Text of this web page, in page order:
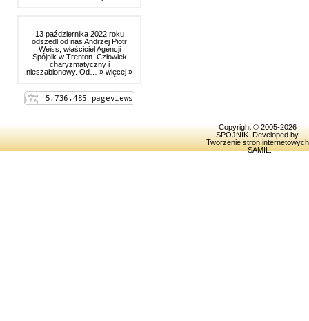
13 października 2022 roku
odszedł od nas Andrzej Piotr
Weiss, właściciel Agencji
Spójnik w Trenton. Człowiek
charyzmatyczny i
nieszablonowy. Od… » więcej »
Copyright © 2005-2026
SPOJNIK . Developed by
Tworzenie stron internetowych
- SAMIL.